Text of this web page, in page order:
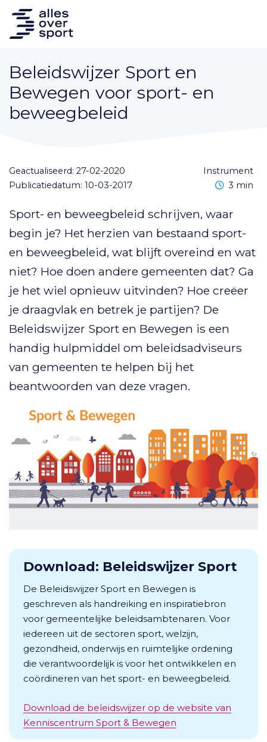
Beleidswijzer Sport en
Bewegen voor sport- en
beweegbeleid
instrument
Geactualiseerd: 27-02-2020
Publicatiedatum: 10-03-2017
Leestijd
3 min
Sport- en beweegbeleid schrijven, waar
begin je? Het herzien van bestaand sport-
en beweegbeleid, wat blijft overeind en wat
niet? Hoe doen andere gemeenten dat? Ga
je het wiel opnieuw uitvinden? Hoe creëer
je draagvlak en betrek je partijen? De
Beleidswijzer Sport en Bewegen is een
handig hulpmiddel om beleidsadviseurs
van gemeenten te helpen bij het
beantwoorden van deze vragen.
Download: Beleidswijzer Sport
De Beleidswijzer Sport en Bewegen is
geschreven als handreiking en inspiratiebron
voor gemeentelijke beleidsambtenaren. Voor
iedereen uit de sectoren sport, welzijn,
gezondheid, onderwijs en ruimtelijke ordening
die verantwoordelijk is voor het ontwikkelen en
coördineren van het sport- en beweegbeleid.
Download de beleidswijzer op de website van
Kenniscentrum Sport & Bewegen